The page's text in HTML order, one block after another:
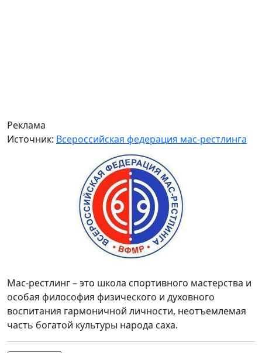
Реклама
Источник: Всероссийская федерация мас-рестлинга
Мас-рестлинг – это школа спортивного мастерства и
особая философия физического и духовного
воспитания гармоничной личности, неотъемлемая
часть богатой культуры народа саха.